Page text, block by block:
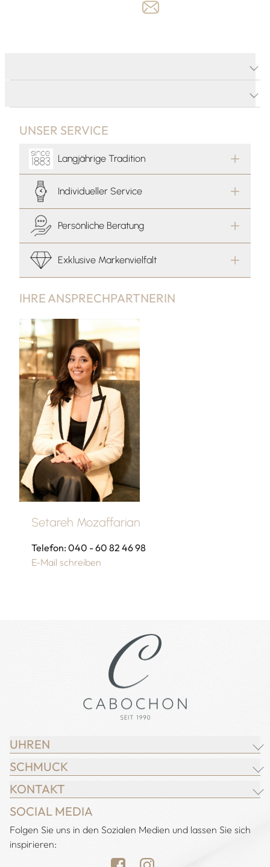
IHRE ANSPRECHPARTNERIN
Setareh Mozaffarian
Telefon: 040 - 60 82 46 98
E-Mail schreiben
UNSER SERVICE
Langjährige Tradition
Individueller Service
Persönliche Beratung
Exklusive Markenvielfalt
UHREN
BREITLING
CHOPARD
IWC SCHAFFHAUSEN
JACOB & CO.
LONGINES
SCHMUCK
JUWELIER CABOCHON
CHOPARD
DEMEGLIO
KONTAKT
Adresse:
Juwelier Cabochon
Alstertal EKZ, Heegbarg 31
SOCIAL MEDIA
Folgen Sie uns in den Sozialen Medien und lassen Sie sich
inspirieren: